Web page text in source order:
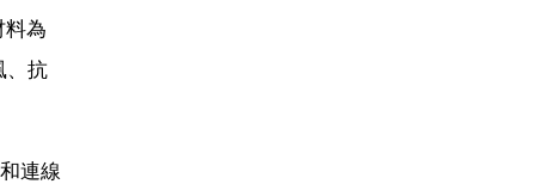
料為
、抗
連線